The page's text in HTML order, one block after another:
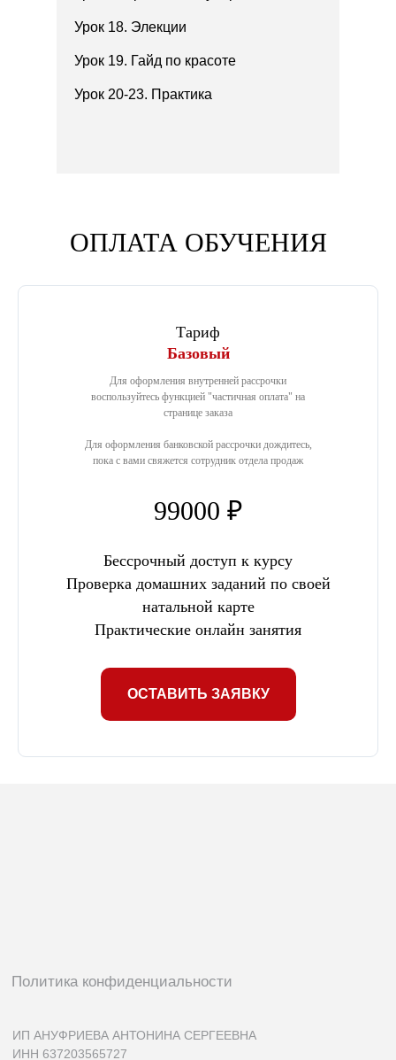
Урок 18. Элекции
Урок 19. Гайд по красоте
Урок 20-23. Практика
ОПЛАТА ОБУЧЕНИЯ
Тариф
Базовый
Для оформления внутренней рассрочки
воспользуйтесь функцией "частичная оплата" на
странице заказа
Для оформления банковской рассрочки дождитесь,
пока с вами свяжется сотрудник отдела продаж
99000 ₽
Бессрочный доступ к курсу
Проверка домашних заданий по своей
натальной карте
Практические онлайн занятия
ОСТАВИТЬ ЗАЯВКУ
ИП АНУФРИЕВА АНТОНИНА СЕРГЕЕВНА